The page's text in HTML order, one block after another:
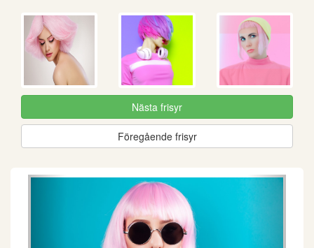
Nästa frisyr
Föregående frisyr
Föregående